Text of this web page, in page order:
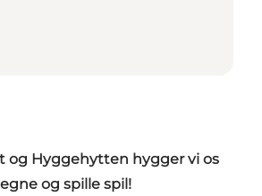
og Hyggehytten hygger vi os
og spille spil!